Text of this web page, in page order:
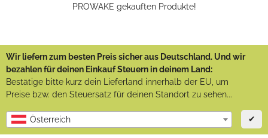
PROWAKE gekauften Produkte!
Wir liefern zum besten Preis sicher aus Deutschland. Und wir
bezahlen für deinen Einkauf Steuern in deinem Land:
Bestätige bitte kurz dein Lieferland innerhalb der EU, um
Preise bzw. den Steuersatz für deinen Standort zu sehen...
Österreich ✔